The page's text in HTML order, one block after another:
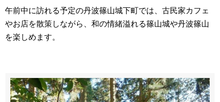
午前中に訪れる予定の丹波篠山城下町では、古民家カフェ
やお店を散策しながら、和の情緒溢れる篠山城や丹波篠山
を楽しめます。